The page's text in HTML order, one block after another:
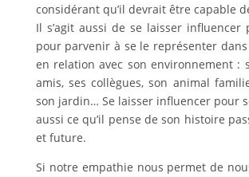
considérant qu’il devrait être capable
Il s’agit aussi de se laisser
pour parvenir à se le représenter
en relation avec son environnement :
amis, ses collègues, son animal
son jardin… Se laisser influencer pour
aussi ce qu’il pense de son histoire
et future.
Si notre empathie nous permet de